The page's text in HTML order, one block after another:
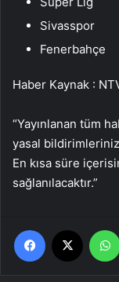
Sivasspor
Fenerbahçe
Haber Kaynak :
“Yayınlanan tüm
yasal
En kısa süre
sağlanılacaktır.”
Facebook